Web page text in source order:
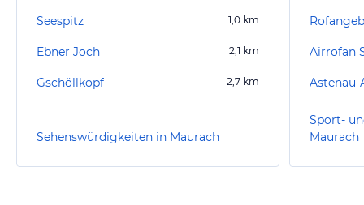
Seespitz 1,0 km
Ebner Joch 2,1 km
Gschöllkopf 2,7 km
Sehenswürdigkeiten in Maurach
Airrofan
Astenau-
Sport-
Maurach